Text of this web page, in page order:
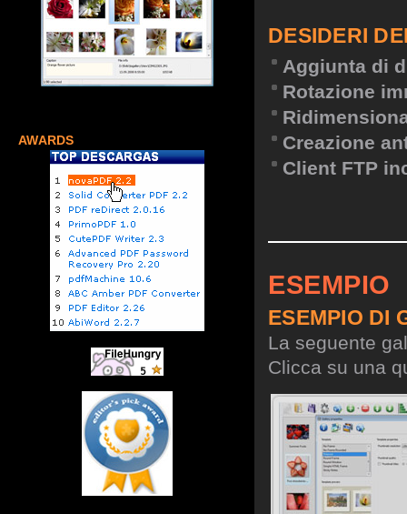
AWARDS
DESIDERI
Aggiunta di
Rotazione
Creazione
Client FTP
ESEMPIO
ESEMPIO DI
La seguente
Clicca su una